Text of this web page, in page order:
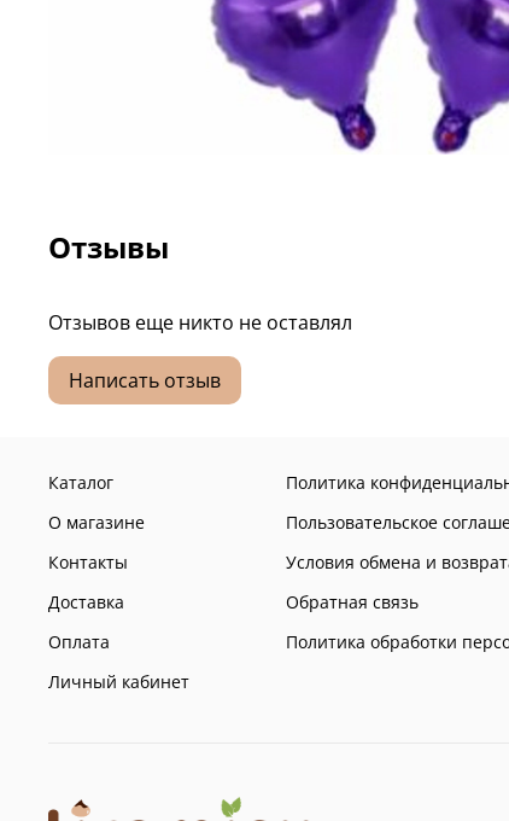
Отзывы
Отзывов еще никто не оставлял
Написать отзыв
Каталог
О магазине
Контакты
Доставка
Оплата
Личный кабинет
Политика
Пользовательское
Условия обмена и
Обратная связь
Политика обработки